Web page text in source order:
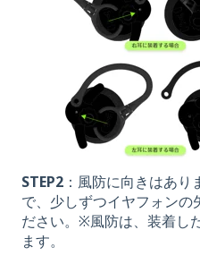
STEP2 ：風防に向きはあ
で、少しずつイヤフォンの
ださい。※風防は、装着し
ます。